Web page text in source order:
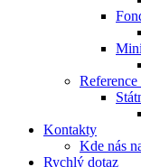
Kontakty
Kde nás
Rychlý dotaz